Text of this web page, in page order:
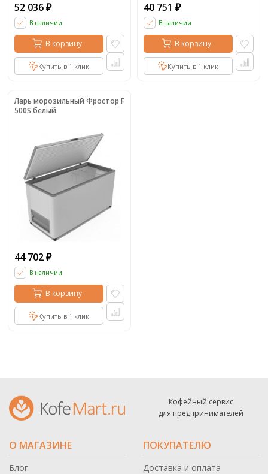
52 036 ₽
В наличии
В корзину
Купить в 1 клик
40 751 ₽
В наличии
В корзину
Купить в 1 клик
Ларь морозильный Фростор F
500S белый
44 702 ₽
В наличии
В корзину
Купить в 1 клик
Кофейный сервис
для предпринимателей
О МАГАЗИНЕ
Блог
ПОКУПАТЕЛЮ
Доставка и оплата